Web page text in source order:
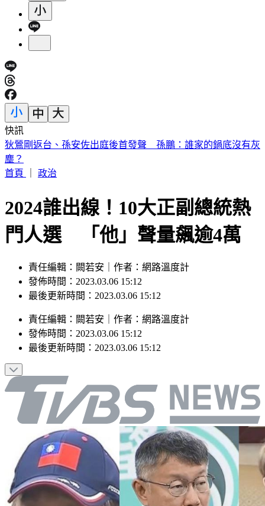
快訊
退休軍公教月退金傳加碼近6％ 行政院：最晚10月與立院溝
通
首頁
政治
2024誰出線！10大正副總統熱
門人選 「他」聲量飆逾4萬
責任編輯：闕若安｜作者：網路溫度計
發佈時間：2023.03.06 15:12
最後更新時間：2023.03.06 15:12
責任編輯 ： 闕若安 作者 ： 網路溫度計
發佈時間： 2023.03.06 15:12
最後更新時間： 2023.03.06 15:12